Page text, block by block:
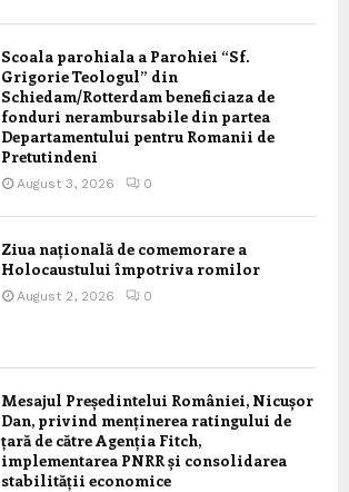
Scoala parohiala a Parohiei “Sf.
Grigorie Teologul” din
Schiedam/Rotterdam beneficiaza de
fonduri nerambursabile din partea
Departamentului pentru Romanii de
Pretutindeni
August 3, 2026 0
Ziua națională de comemorare a
Holocaustului împotriva romilor
August 2, 2026 0
Mesajul Președintelui României, Nicușor
Dan, privind menținerea ratingului de
țară de către Agenția Fitch,
implementarea PNRR și consolidarea
stabilității economice